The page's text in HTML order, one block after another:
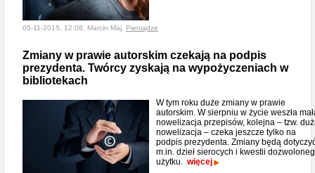
05-11-2015, 12:08, Marcin Maj, Pieniądze
Zmiany w prawie autorskim czekają na podpis
prezydenta. Twórcy zyskają na wypożyczeniach w
bibliotekach
W tym roku duże zmiany w prawie
autorskim. W sierpniu w życie weszła
nowelizacja przepisów, kolejna – tzw.
nowelizacja – czeka jeszcze tylko na
podpis prezydenta. Zmiany będą
m.in. dzieł sierocych i kwestii
użytku. więcej